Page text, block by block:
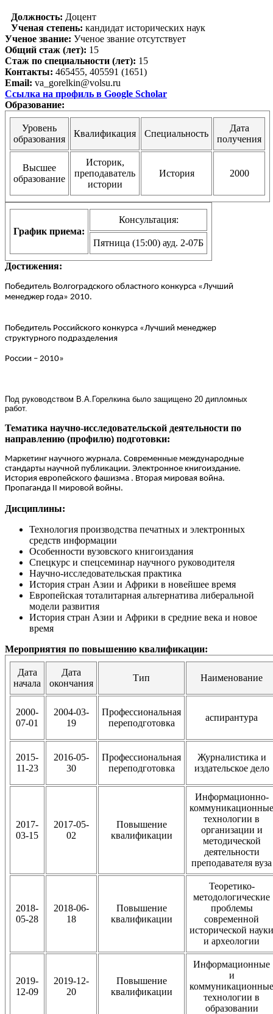
Должность: Доцент
Ученая степень: кандидат исторических наук
Ученое звание: Ученое звание отсутствует
Общий стаж (лет): 15
Стаж по специальности (лет): 15
Контакты: 465455, 405591 (1651)
Email: va_gorelkin@volsu.ru
Ссылка на профиль в Google Scholar
Образование:
Уровень
образования
Квалификация Специальность
Дата
получения
Высшее
образование
Историк,
преподаватель
истории
История 2000
График приема:
Консультация:
Пятница (15:00) ауд. 2-07Б
Достижения:
Победитель Волгоградского областного конкурса «Лучший
менеджер года» 2010.
Победитель Российского конкурса «Лучший менеджер
структурного подразделения
России – 2010»
Под руководством В.А.Горелкина было защищено 20 дипломных
работ.
Тематика научно-исследовательской деятельности по
направлению (профилю) подготовки:
Маркетинг научного журнала. Современные международные
стандарты научной публикации. Электронное книгоиздание.
История европейского фашизма . Вторая мировая война.
Пропаганда
мировой войны.
Дисциплины:
Технология производства печатных и электронных
средств информации
Особенности вузовского книгоиздания
Спецкурс и спецсеминар научного руководителя
Научно-исследовательская практика
История стран Азии и Африки в новейшее время
Европейская тоталитарная альтернатива либеральной
модели развития
История стран Азии и Африки в средние века и новое
время
Мероприятия по повышению квалификации:
Дата
начала
Дата
окончания
Тип Наименование
2000-
07-01
2004-03-
19
Профессиональная
переподготовка
аспирантура
2015-
11-23
2016-05-
30
Профессиональная
переподготовка
Журналистика и
издательское дело
2017-
03-15
2017-05-
02
Повышение
квалификации
Информационно-
коммуникационные
технологии в
организации и
методической
деятельности
преподавателя вуза
2018-
05-28
2018-06-
18
Повышение
квалификации
Теоретико-
методологические
проблемы
современной
исторической науки
и археологии
2019-
12-09
2019-12-
20
Повышение
квалификации
Информационные
и
коммуникационные
технологии в
образовании